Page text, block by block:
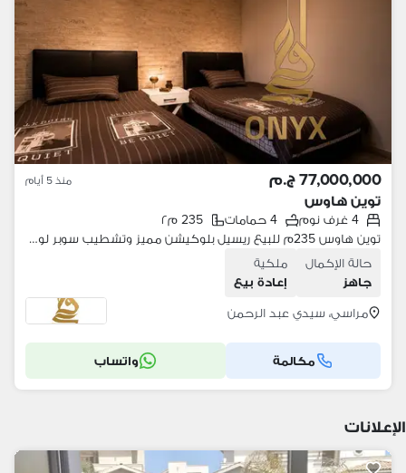
77,000,000 ج.م منذ 5 أيام
توين هاوس
4 غرف نوم 4 حمامات
235 م٢
توين هاوس 235م للبيع ريسيل بلوكيشن مميز وتشطيب سوبر لوكس استلام فوري في مراسي بلانكا بالساحل الشمالي - Marassi Blanca in North Coast
حالة الإكمال
جاهز
ملكية
إعادة بيع
مراسي، سيدي عبد الرحمن
مكالمة واتساب
الإعلانات